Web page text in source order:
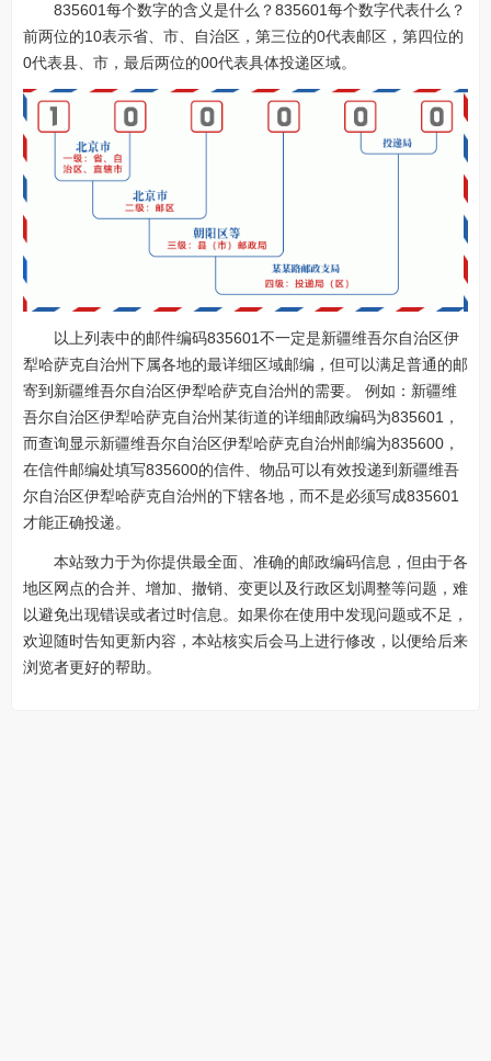
835601每个数字的含义是什么？835601每个数字代表什么？
前两位的10表示省、市、自治区，第三位的0代表邮区，第四位的
0代表县、市，最后两位的00代表具体投递区域。
以上列表中的邮件编码835601不一定是新疆维吾尔自治区伊
犁哈萨克自治州下属各地的最详细区域邮编，但可以满足普通的邮
寄到新疆维吾尔自治区伊犁哈萨克自治州的需要。 例如：新疆维
吾尔自治区伊犁哈萨克自治州某街道的详细邮政编码为835601，
而查询显示新疆维吾尔自治区伊犁哈萨克自治州邮编为835600，
在信件邮编处填写835600的信件、物品可以有效投递到新疆维吾
尔自治区伊犁哈萨克自治州的下辖各地，而不是必须写成835601
才能正确投递。
本站致力于为你提供最全面、准确的邮政编码信息，但由于各
地区网点的合并、增加、撤销、变更以及行政区划调整等问题，难
以避免出现错误或者过时信息。如果你在使用中发现问题或不足，
欢迎随时告知更新内容，本站核实后会马上进行修改，以便给后来
浏览者更好的帮助。